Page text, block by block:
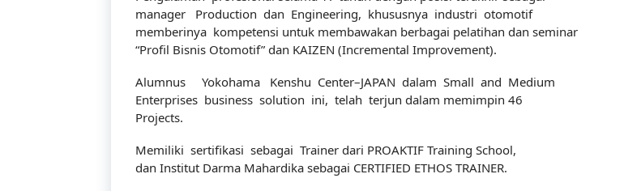
manager Production dan Engineering, khususnya industri otomotif
memberinya kompetensi untuk membawakan berbagai pelatihan dan seminar
“Profil Bisnis Otomotif” dan KAIZEN (Incremental Improvement).
Alumnus Yokohama Kenshu Center–JAPAN dalam Small and Medium
Enterprises business solution ini, telah terjun dalam memimpin 46
Projects.
Memiliki sertifikasi sebagai Trainer dari PROAKTIF Training School,
dan Institut Darma Mahardika sebagai CERTIFIED ETHOS TRAINER.